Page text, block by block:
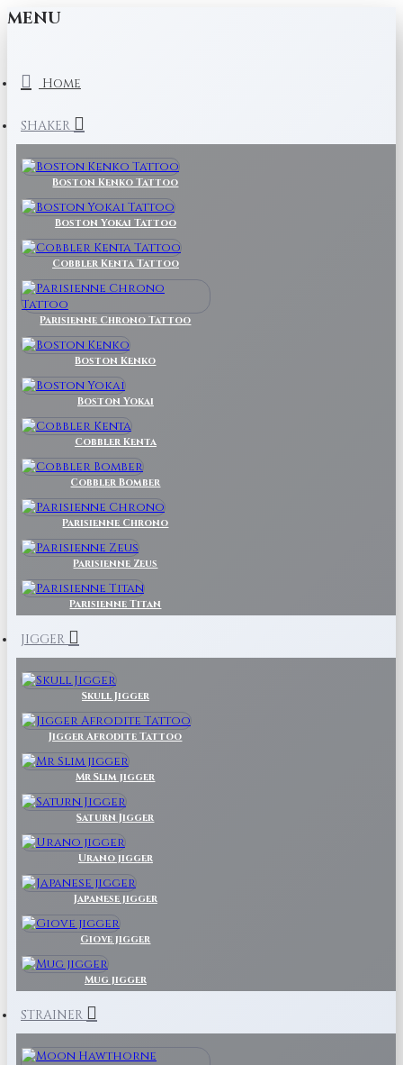
MENU
Home
SHAKER
Boston Kenko Tattoo
Boston Yokai Tattoo
Cobbler Kenta Tattoo
Parisienne Chrono Tattoo
Boston Kenko
Boston Yokai
Cobbler Kenta
Cobbler Bomber
Parisienne Chrono
Parisienne Zeus
Parisienne Titan
JIGGER
Skull Jigger
Jigger Afrodite Tattoo
Mr Slim jigger
Saturn Jigger
Urano jigger
Japanese jigger
Giove jigger
Mug jigger
STRAINER